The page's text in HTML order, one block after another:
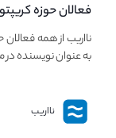
فعالان حوزه
فعالیت در مجله
نااریب از همه
به عنوان نویسنده در
نااریب